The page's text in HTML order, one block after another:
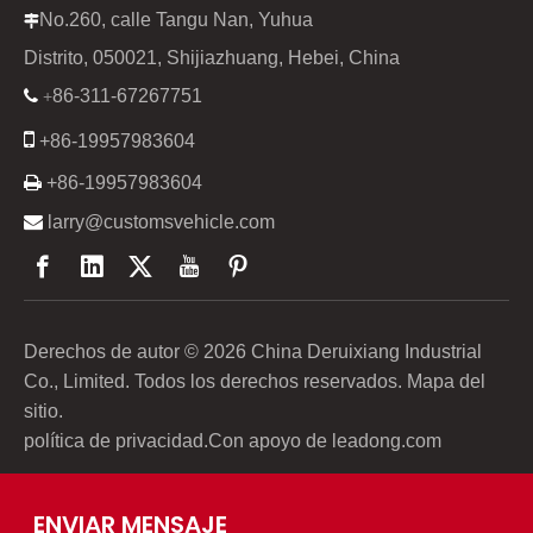
No.260, calle Tangu Nan, Yuhua
Distrito, 050021, Shijiazhuang, Hebei, China
 +86-311-67267751
 +86-19957983604
 +86-19957983604
 larry@customsvehicle.com
Derechos de autor © 2026 China Deruixiang Industrial
Co., Limited. Todos los derechos reservados. Mapa del
sitio.
política de privacidad.Con apoyo de leadong.com
ENVIAR MENSAJE